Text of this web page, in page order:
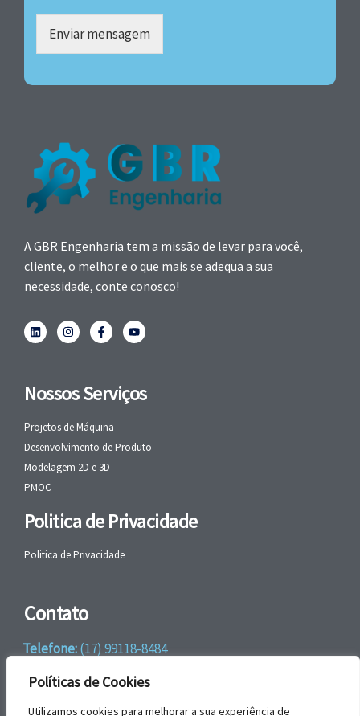
Políticas de Cookies
Utilizamos cookies para melhorar a sua experiência de
Enviar mensagem
A GBR Engenharia tem a missão de levar para você,
cliente, o melhor e o que mais se adequa a sua
necessidade, conte conosco!
Nossos Serviços
Projetos de Máquina
Desenvolvimento de Produto
Modelagem 2D e 3D
PMOC
Politica de Privacidade
Politica de Privacidade
Contato
Telefone:(17) 99118-8484
WhatsApp:+55 (17) 99118-8484
email:faleconosco@gbrengenharia.com